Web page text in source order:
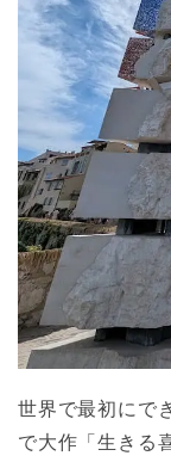
世界で最初にで
で大作「生きる